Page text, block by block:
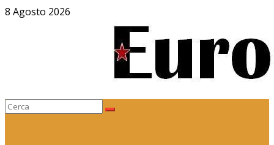
Salta
8 Agosto 2026